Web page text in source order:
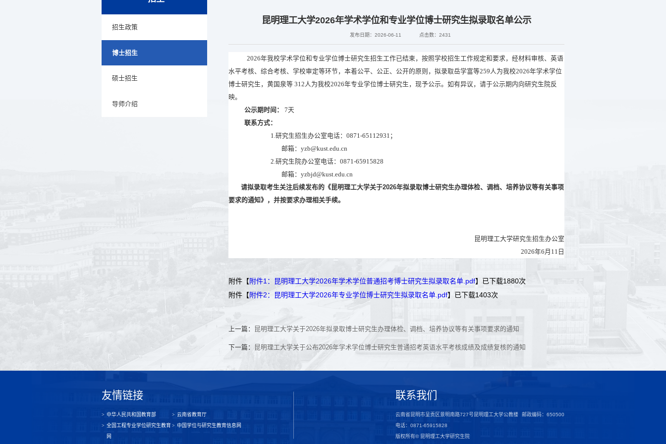
招生政策
博士招生
硕士招生
导师介绍
昆明理工大学2026年学术学位和专业学位博士研究生拟录取名单公示
发布日期：2026-06-11 点击数：2431
2026年我校学术学位和专业学位博士研究生招生工作已结束，按照学校招生工作规定和要求，经材料审核、英语
水平考核、综合考核、学校审定等环节 ，本着公平、公正、公开的原则，拟录取岳学富等259 人为我校2026年学术学位
博士研究生，黄国泉等 312 人为我校2026年专业学位博士研究生， 现予公示。如有异议，请于公示期内向研究生院反
映。
公示期时间：
7天
联系方式：
1. 研究生招生办公室电话： 0871-65112931 ；
邮箱： yzb@kust.edu.cn
2. 研究生院办公室电话： 0871-65915828
邮箱： yzbjd@kust.edu.cn
请拟录取考生关注后续发布的《昆明理工大学关于2026年拟录取博士研究生办理体检、调档、培养协议等有关事项
要求的通知》，并按要求办理相关手续。
昆明理工大学研究生招生办公室
2026年6 月 11 日
附件【附件1：昆明理工大学2026年学术学位普通招考博士研究生拟录取名单.pdf】已下载1880次
附件【附件2：昆明理工大学2026年专业学位博士研究生拟录取名单.pdf】已下载1403次
上一篇： 昆明理工大学关于2026年拟录取博士研究生办理体检、调档、培养协议等有关事项要求的通知
下一篇： 昆明理工大学关于公布2026年学术学位博士研究生普通招考英语水平考核成绩及成绩复核的通知
友情链接
中华人民共和国教育部
云南省教育厅
全国工程专业学位研究生教育
网
中国学位与研究生教育信息网
联系我们
云南省昆明市呈贡区景明南路727号昆明理工大学公教楼
邮政编码：650500
电话：0871-65915828
版权所有© 昆明理工大学研究生院